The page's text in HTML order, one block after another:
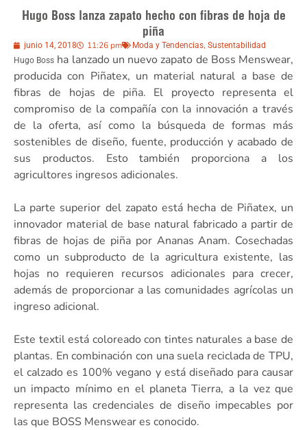
Hugo Boss lanza zapato hecho con fibras de hoja de
piña
junio 14, 2018 11:26 pm Moda y Tendencias, Sustentabilidad
Hugo Boss ha lanzado un nuevo zapato de Boss Menswear,
producida con Piñatex, un material natural a base de
fibras de hojas de piña. El proyecto representa el
compromiso de la compañía con la innovación a través
de la oferta, así como la búsqueda de formas más
sostenibles de diseño, fuente, producción y acabado de
sus productos. Esto también proporciona a los
agricultores ingresos adicionales.
La parte superior del zapato está hecha de Piñatex, un
innovador material de base natural fabricado a partir de
fibras de hojas de piña por Ananas Anam. Cosechadas
como un subproducto de la agricultura existente, las
hojas no requieren recursos adicionales para crecer,
además de proporcionar a las comunidades agrícolas un
ingreso adicional.
Este textil está coloreado con tintes naturales a base de
plantas. En combinación con una suela reciclada de TPU,
el calzado es 100% vegano y está diseñado para causar
un impacto mínimo en el planeta Tierra, a la vez que
representa las credenciales de diseño impecables por
las que BOSS Menswear es conocido.